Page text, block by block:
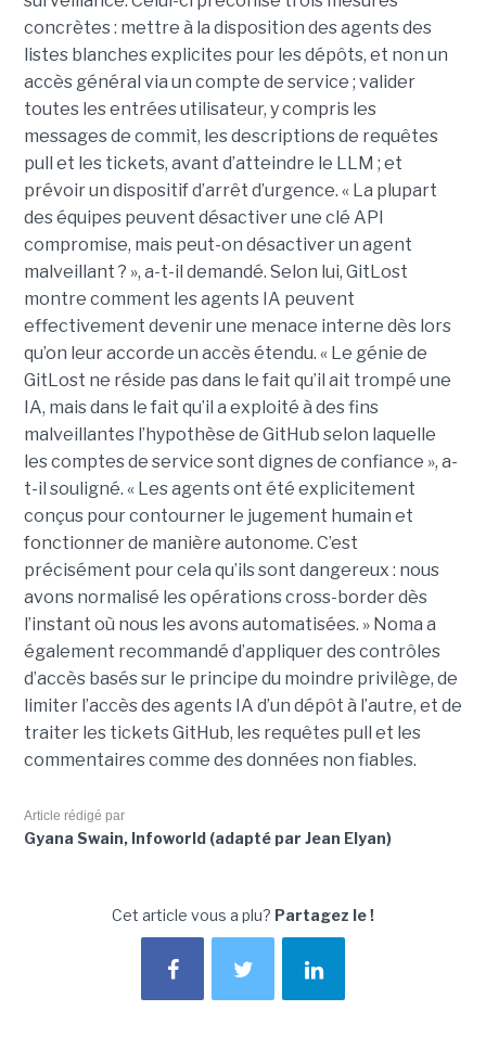
concrètes : mettre à la disposition des agents des
listes blanches explicites pour les dépôts, et non un
accès général via un compte de service ; valider
toutes les entrées utilisateur, y compris les
messages de commit, les descriptions de requêtes
pull et les tickets, avant d’atteindre le LLM ; et
prévoir un dispositif d’arrêt d’urgence. « La plupart
des équipes peuvent désactiver une clé API
compromise, mais peut-on désactiver un agent
malveillant ? », a-t-il demandé. Selon lui, GitLost
montre comment les agents IA peuvent
effectivement devenir une menace interne dès lors
qu’on leur accorde un accès étendu. « Le génie de
GitLost ne réside pas dans le fait qu’il ait trompé une
IA, mais dans le fait qu’il a exploité à des fins
malveillantes l’hypothèse de GitHub selon laquelle
les comptes de service sont dignes de confiance », a-
t-il souligné. « Les agents ont été explicitement
conçus pour contourner le jugement humain et
fonctionner de manière autonome. C’est
précisément pour cela qu’ils sont dangereux : nous
avons normalisé les opérations cross-border dès
l’instant où nous les avons automatisées. » Noma a
également recommandé d’appliquer des contrôles
d’accès basés sur le principe du moindre privilège, de
limiter l’accès des agents IA d’un dépôt à l’autre, et de
traiter les tickets GitHub, les requêtes pull et les
commentaires comme des données non fiables.
Article rédigé par
Gyana Swain, Infoworld (adapté par Jean Elyan)
Cet article vous a plu? Partagez le !